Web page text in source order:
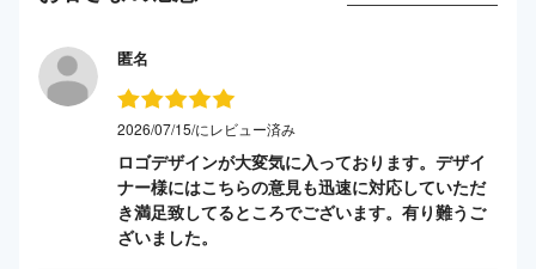
匿名
2026/07/15/にレビュー済み
ロゴデザインが大変気に入っております。デザイ
ナー様にはこちらの意見も迅速に対応していただ
き満足致してるところでございます。有り難うご
ざいました。